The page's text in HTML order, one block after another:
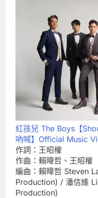
紅孩兒 The Boys【
吶喊】Official Music
作詞：王昭權
作曲：賴暐哲、王昭權
編曲：賴暐哲 Steven
Production) / 潘信維
Production)